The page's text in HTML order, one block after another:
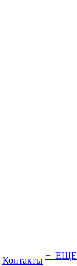
Контакты + ЕЩЕ